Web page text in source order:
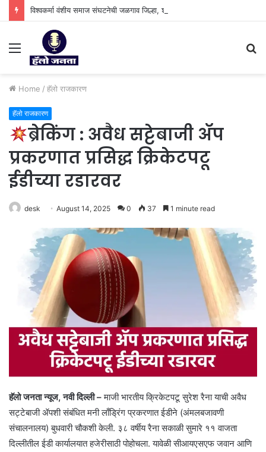
Menu
Home / हॅलो राजकारण
हॅलो राजकारण
ब्रेकिंग : अवैध सट्टेबाजी ॲप
प्रकरणात प्रसिद्ध क्रिकेटपटू
ईडीच्या रडारवर
desk August 14, 2025 0 37 1 minute read
हॅलो जनता न्यूज, नवी दिल्ली –माजी भारतीय क्रिकेटपटू सुरेश रैना याची अवैध
सट्टेबाजी ॲपशी संबंधित मनी लाँड्रिंग प्रकरणात ईडीने (अंमलबजावणी
संचालनालय) बुधवारी चौकशी केली. ३८ वर्षीय रैना सकाळी सुमारे ११ वाजता
दिल्लीतील ईडी कार्यालयात हजेरीसाठी पोहोचला. यावेळी सीआयएसएफ जवान आणि